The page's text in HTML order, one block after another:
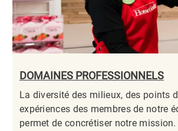
DOMAINES PROFESSIONNELS
La diversité des milieux, des points
expériences des membres de notre
permet de concrétiser notre